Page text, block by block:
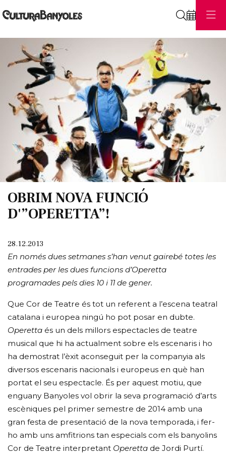
OBRIM NOVA FUNCIÓ
D'”OPERETTA”!
28.12.2013
En només dues setmanes s’han venut gairebé totes les
entrades per les dues funcions d’Operetta
programades pels dies 10 i 11 de gener.
Que Cor de Teatre és tot un referent a l’escena teatral
catalana i europea ningú ho pot posar en dubte.
Operetta és un dels millors espectacles de teatre
musical que hi ha actualment sobre els escenaris i ho
ha demostrat l’èxit aconseguit per la companyia als
diversos escenaris nacionals i europeus en què han
portat el seu espectacle. És per aquest motiu, que
enguany Banyoles vol obrir la seva programació d’arts
escèniques pel primer semestre de 2014 amb una
gran festa de presentació de la nova temporada, i fer-
ho amb uns amfitrions tan especials com els banyolins
Cor de Teatre interpretant Operetta de Jordi Purtí.